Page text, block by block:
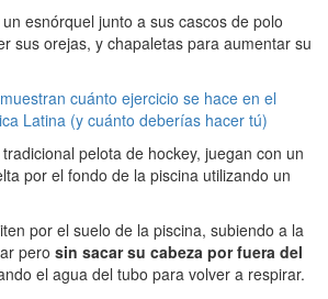
esnórquel junto a sus cascos de polo
sus orejas, y chapaletas para aumentar su
cuánto ejercicio se hace en el
Latina (y cuánto deberías hacer tú)
pelota de hockey, juegan con un
por el fondo de la piscina utilizando un
por el suelo de la piscina, subiendo a la
pero sin sacar su cabeza por fuera del
el agua del tubo para volver a respirar.